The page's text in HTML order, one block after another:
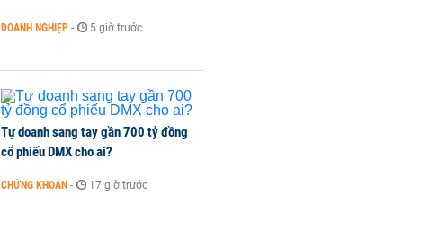
DOANH NGHIỆP - 5 giờ trước
Tự doanh sang tay gần 700 tỷ đồng
cổ phiếu DMX cho ai?
CHỨNG KHOÁN - 17 giờ trước